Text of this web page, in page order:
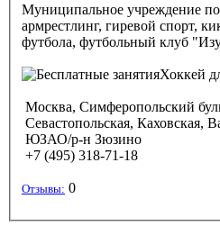
Муниципальное учреждение
армрестлинг, гиревой спорт,
футбола, футбольный клуб
Хоккей
Москва, Симферопольский
Севастопольская, Каховская,
ЮЗАО/р-н Зюзино
+7 (495) 318-71-18
Отзывы: 0